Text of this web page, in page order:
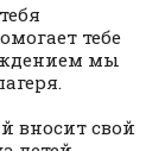
тебе
мы
вносит свой